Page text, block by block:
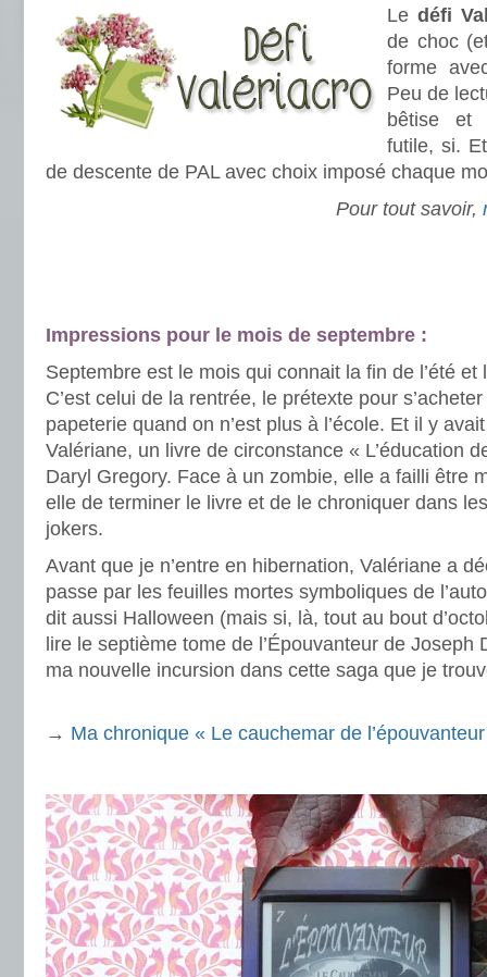
Le défi
de choc
forme
Peu de
bêtise et
futile, si.
de descente de PAL avec choix imposé chaque
Pour tout savoir,
Impressions pour le mois de septembre :
Septembre est le mois qui connait la fin de l’été et
C’est celui de la rentrée, le prétexte pour
papeterie quand on n’est plus à l’école. Et il y
Valériane, un livre de circonstance « L’éducation
Daryl Gregory. Face à un zombie, elle a failli être
elle de terminer le livre et de le chroniquer dans
jokers.
Avant que je n’entre en hibernation, Valériane a
passe par les feuilles mortes symboliques de
dit aussi Halloween (mais si, là, tout au bout
lire le septième tome de l’Épouvanteur de Joseph
ma nouvelle incursion dans cette saga que je
→ Ma chronique « Le cauchemar de